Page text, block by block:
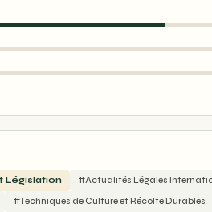
Législation
#Actualités Légales
#Techniques de Culture et Récolte Durables